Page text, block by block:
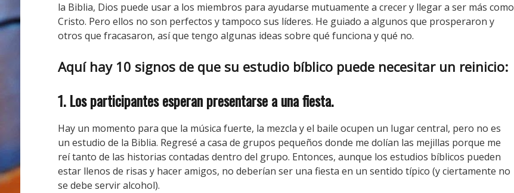
la Biblia, Dios puede usar a los miembros para ayudarse mutuamente a crecer y llegar a ser más como
Cristo. Pero ellos no son perfectos y tampoco sus líderes. He guiado a algunos que prosperaron y
otros que fracasaron, así que tengo algunas ideas sobre qué funciona y qué no.
Aquí hay 10 signos de que su estudio bíblico puede necesitar un reinicio:
1. Los participantes esperan presentarse a una fiesta.
Hay un momento para que la música fuerte, la mezcla y el baile ocupen un lugar central, pero no es
un estudio de la Biblia. Regresé a casa de grupos pequeños donde me dolían las mejillas porque me
reí tanto de las historias contadas dentro del grupo. Entonces, aunque los estudios bíblicos pueden
estar llenos de risas y hacer amigos, no deberían ser una fiesta en un sentido típico (y ciertamente no
se debe servir alcohol).